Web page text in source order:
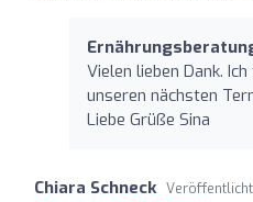
Vielen lieben Dank.
unseren nächsten
Liebe Grüße Sina
Chiara Schneck